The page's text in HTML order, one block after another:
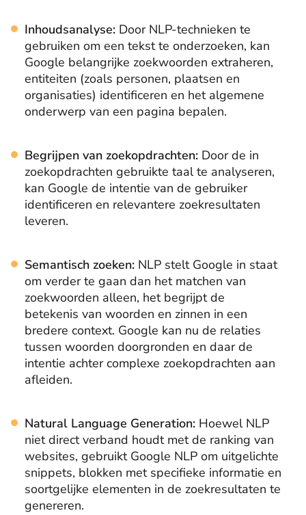
Inhoudsanalyse: Door NLP-technieken te
gebruiken om een tekst te onderzoeken, kan
Google belangrijke zoekwoorden extraheren,
entiteiten (zoals personen, plaatsen en
organisaties) identificeren en het algemene
onderwerp van een pagina bepalen.
Begrijpen van zoekopdrachten: Door de in
zoekopdrachten gebruikte taal te analyseren,
kan Google de intentie van de gebruiker
identificeren en relevantere zoekresultaten
leveren.
Semantisch zoeken: NLP stelt Google in staat
om verder te gaan dan het matchen van
zoekwoorden alleen, het begrijpt de
betekenis van woorden en zinnen in een
bredere context. Google kan nu de relaties
tussen woorden doorgronden en daar de
intentie achter complexe zoekopdrachten aan
afleiden.
Natural Language Generation: Hoewel NLP
niet direct verband houdt met de ranking van
websites, gebruikt Google NLP om uitgelichte
snippets, blokken met specifieke informatie en
soortgelijke elementen in de zoekresultaten te
genereren.